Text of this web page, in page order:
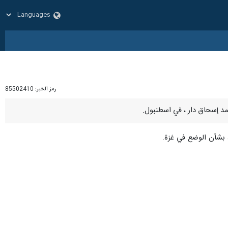
رمز الخبر: 85502410
بشأن الوضع في غزة.